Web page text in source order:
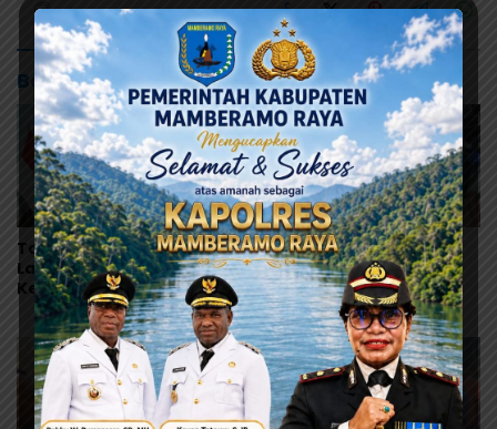
Baca Juga
Tonny Tesar Turun ke
Lapas Doyo Baru,
Kebutuhan Alkes dan
Keamanan Jadi Sorotan
Pelukan dan Air Mata di
Biak, Dualisme Dewan
Adat Papua Berakhir